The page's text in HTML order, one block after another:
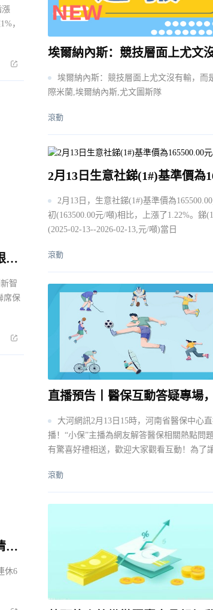
漲
，
埃爾納內斯：競技層面上尤文沒有輸，而
際米蘭,埃爾納內斯,尤文圖斯隊
滾動
深圳市海柔創新智能科技集團股份有限公司向港交所提交上市申請書
智
席保
2月13日，生意社銻(1#)基準價為
初(163500.00元/噸)相比，上漲了1.22%。銻
(2025-02-13--2026-02-13,元/噸)當日
滾動
大河網訊2月13日15時，河南省醫保中心
播！“小保”主播為網友解答醫保相關熱點問
有驚喜好禮相送，歡迎大家觀看互動！為了
滾動
2026年鎮江中小學春假時間公布，與清明法定假日連休 6 天
休6